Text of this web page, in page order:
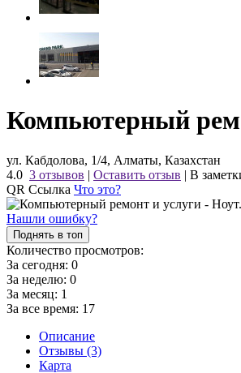
Компьютерный
ул. Кабдолова, 1/4, Алматы, Казахстан
4.0 3 отзывов | Оставить отзыв | В
QR Ссылка Что это?
Нашли ошибку?
Поднять в топ
Количество просмотров:
За сегодня: 0
За неделю: 0
За месяц: 1
За все время: 17
Описание
Отзывы (3)
Карта